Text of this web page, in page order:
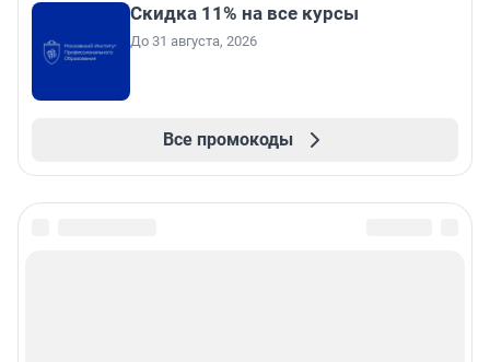
Скидка 11% на все курсы
До 31 августа, 2026
Все промокоды